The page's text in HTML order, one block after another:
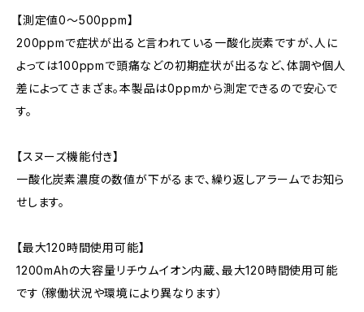
【測定値0～500ppm】
200ppmで症状が出ると言われている一酸化炭素ですが、人に
よっては100ppmで頭痛などの初期症状が出るなど、体調や個人
差によってさまざま。本製品は0ppmから測定できるので安心で
す。
【スヌーズ機能付き】
一酸化炭素濃度の数値が下がるまで、繰り返しアラームでお知ら
せします。
【最大120時間使用可能】
1200mAhの大容量リチウムイオン内蔵、最大120時間使用可能
です（稼働状況や環境により異なります）